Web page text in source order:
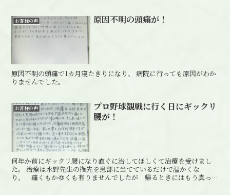
お客様の声 原因不明の頭痛が！
原因不明の頭痛で1カ月寝たきりになり、 病院に行っても原因がわか
りませんでした。
お客様の声
プロ野球観戦に行く日にギックリ
腰が！
何年か前にギックリ腰になり直ぐに治してほしくて治療を受けまし
た。 治療は水野先生の指先を患部に当てているだけで温かくな
り、 痛くもかゆくも有りませんでしたが 帰るときにはもう真っ直